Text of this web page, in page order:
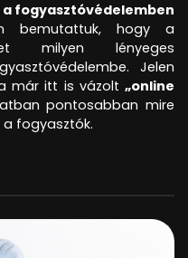
fogyasztóvédelemben
bemutattuk, hogy a
milyen lényeges
Jelen
már itt is vázolt „online
pontosabban mire
fogyasztók.